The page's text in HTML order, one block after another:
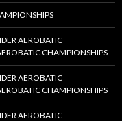
AEROBATIC
CHAMPIONSHIPS
AEROBATIC
CHAMPIONSHIPS
AEROBATIC